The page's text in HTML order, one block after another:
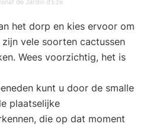
de Jardin d’Eze
het dorp en kies ervoor om
vele soorten cactussen
Wees voorzichtig, het is
kunt u door de smalle
plaatselijke
die op dat moment